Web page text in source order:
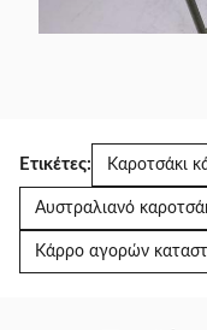
Ετικέτες: Καροτσάκι
Αυστραλιανό
Κάρρο αγορών